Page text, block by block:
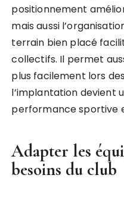
positionnement
mais aussi
terrain bien placé
collectifs. Il permet
plus facilement lors
l’implantation devient
performance sportive
Adapter les
besoins du club